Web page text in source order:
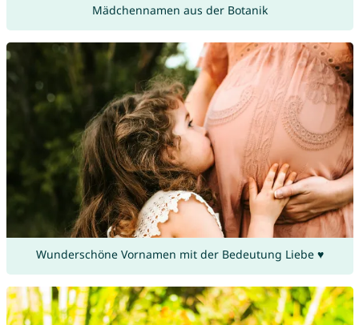
Mädchennamen aus der Botanik
Wunderschöne Vornamen mit der Bedeutung Liebe ♥